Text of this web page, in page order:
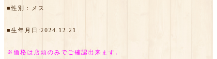
■性別：メス
■生年月日:2024.12.21
※価格は店頭のみでご確認出来ます。